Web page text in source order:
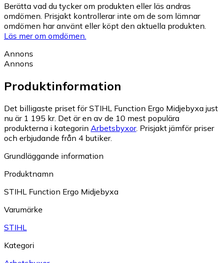
Berätta vad du tycker om produkten eller läs andras
omdömen. Prisjakt kontrollerar inte om de som lämnar
omdömen har använt eller köpt den aktuella produkten.
Läs mer om omdömen.
Annons
Annons
Produktinformation
Det billigaste priset för STIHL Function Ergo Midjebyxa just
nu är 1 195 kr. Det är en av de 10 mest populära
produkterna i kategorin Arbetsbyxor. Prisjakt jämför priser
och erbjudande från 4 butiker.
Grundläggande information
Produktnamn
STIHL Function Ergo Midjebyxa
Varumärke
STIHL
Kategori